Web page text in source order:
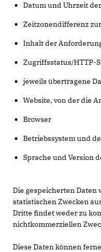
Datum und Uhrzeit
Zeitzonendifferenz
Inhalt der
Zugriffsstatus/HTTP-
jeweils übertragene
Website, von der die
Browser
Betriebssystem und
Sprache und Version
Die gespeicherten Daten
statistischen Zwecken
Dritte findet weder zu
nichtkommerziellen
Diese Daten können